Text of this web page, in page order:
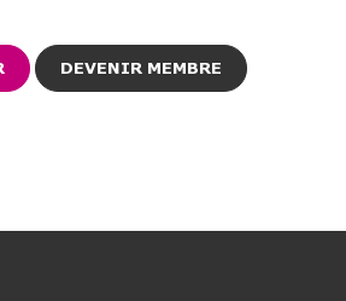
DEVENIR MEMBRE